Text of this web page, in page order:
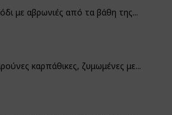
με αβρωνιές από τα βάθη της...
καρπάθικες, ζυμωμένες με...